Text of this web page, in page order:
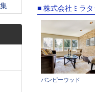
■ 株式会社ミラ
バンピーウッド